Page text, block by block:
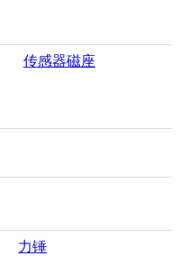
传感器磁座
力锤